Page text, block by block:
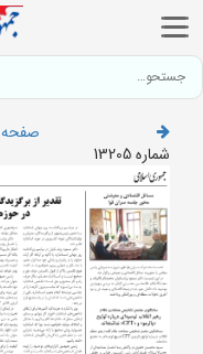
صفحه 3
شماره 13205